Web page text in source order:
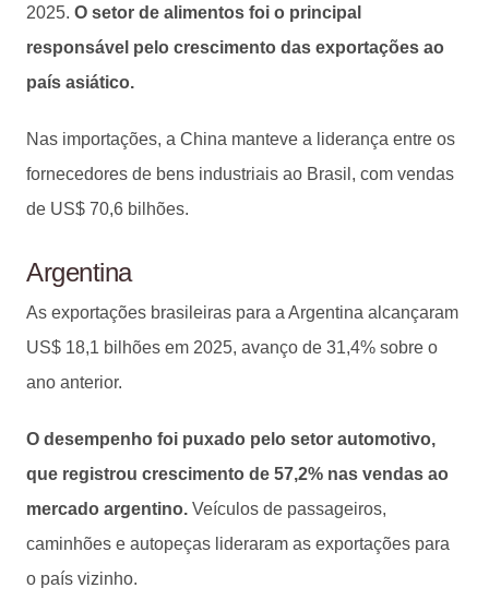
2025. O setor de alimentos foi o principal
responsável pelo crescimento das exportações ao
país asiático.
Nas importações, a China manteve a liderança entre os
fornecedores de bens industriais ao Brasil, com vendas
de US$ 70,6 bilhões.
Argentina
As exportações brasileiras para a Argentina alcançaram
US$ 18,1 bilhões em 2025, avanço de 31,4% sobre o
ano anterior.
O desempenho foi puxado pelo setor automotivo,
que registrou crescimento de 57,2% nas vendas ao
mercado argentino. Veículos de passageiros,
caminhões e autopeças lideraram as exportações para
o país vizinho.